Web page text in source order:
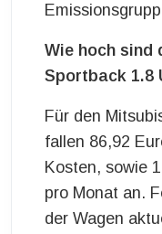
Wie hoch sind
Sportback 1.8
Für den
fallen 86,92
Kosten, sowie
pro Monat an.
der Wagen